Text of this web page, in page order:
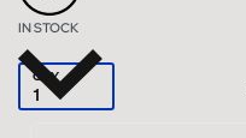
IN STOCK
QTY